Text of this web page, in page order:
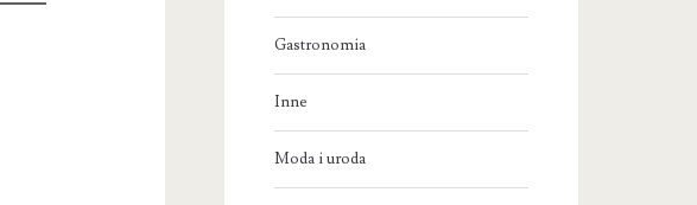
Gastronomia
Inne
Moda i uroda